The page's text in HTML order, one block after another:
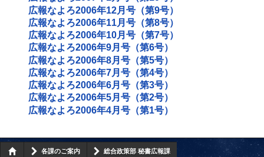
広報なよろ2006年12月号（第9号）
広報なよろ2006年11月号（第8号）
広報なよろ2006年10月号（第7号）
広報なよろ2006年9月号（第6号）
広報なよろ2006年8月号（第5号）
広報なよろ2006年7月号（第4号）
広報なよろ2006年6月号（第3号）
広報なよろ2006年5月号（第2号）
広報なよろ2006年4月号（第1号）
各課のご案内 総合政策部 秘書広報課